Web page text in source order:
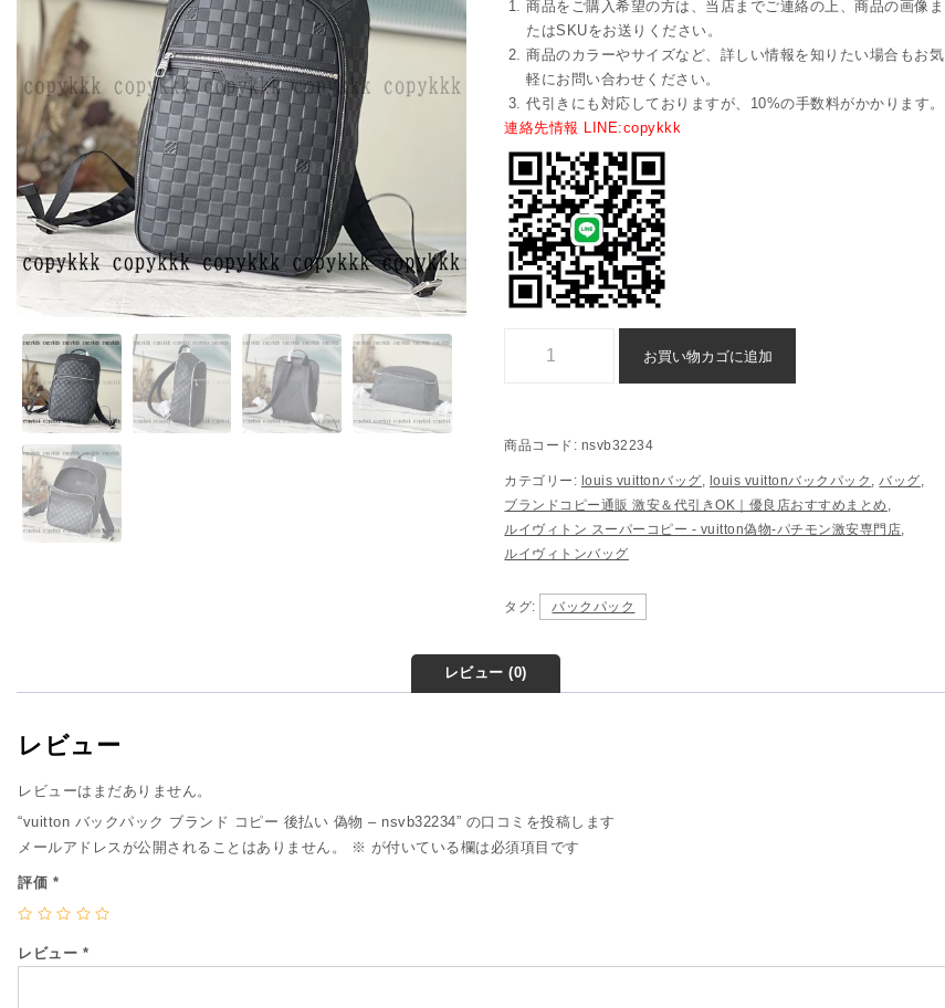
商品をご購入希望の方は、当店までご連絡の上、商品の画像ま
たはSKUをお送りください。
商品のカラーやサイズなど、詳しい情報を知りたい場合もお気
軽にお問い合わせください。
代引きにも対応しておりますが、10%の手数料がかかります。
連絡先情報 LINE:copykkk
お買い物カゴに追加
商品コード: nsvb32234
カテゴリー: louis vuittonバッグ louis vuittonバックパック バッグ
ブランドコピー通販 激安＆代引きOK｜優良店おすすめまとめ
ルイヴィトン スーパーコピー - vuitton偽物-パチモン激安専門店
ルイヴィトンバッグ
タグ: バックパック
レビュー (0)
レビュー
レビューはまだありません。
“vuitton バックパック ブランド コピー 後払い 偽物 – nsvb32234” の口コミを投稿します
メールアドレスが公開されることはありません。
※ が付いている欄は必須項目です
評価 *
レビュー *